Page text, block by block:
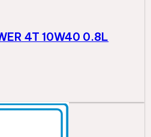
4T 10W40 0.8L